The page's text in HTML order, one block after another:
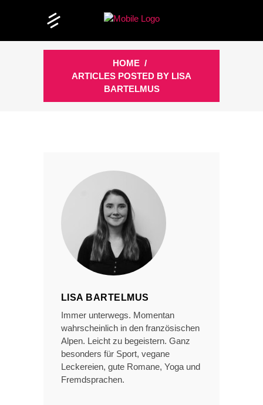
HOME /
ARTICLES POSTED BY LISA
BARTELMUS
LISA BARTELMUS
Immer unterwegs. Momentan
wahrscheinlich in den französischen
Alpen. Leicht zu begeistern. Ganz
besonders für Sport, vegane
Leckereien, gute Romane, Yoga und
Fremdsprachen.